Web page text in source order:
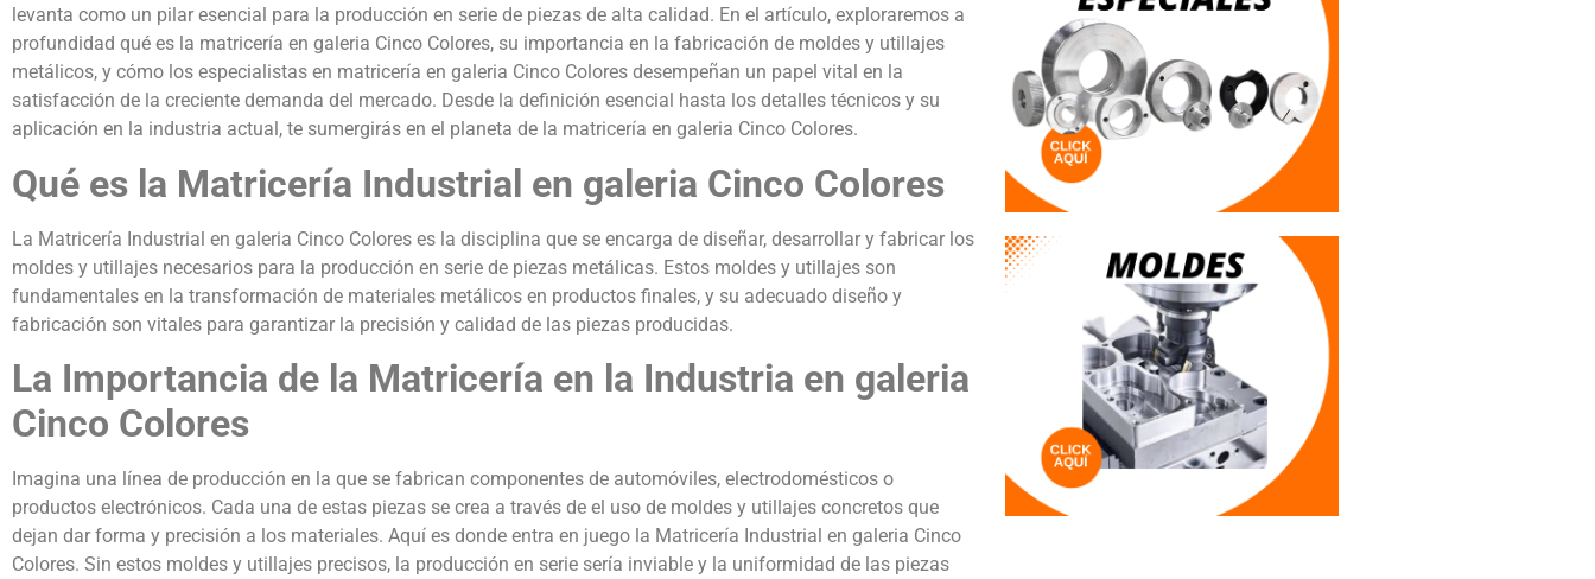
levanta como un pilar esencial para la producción en serie de piezas de alta calidad. En el artículo, exploraremos a
profundidad qué es la matricería en galeria Cinco Colores, su importancia en la fabricación de moldes y utillajes
metálicos, y cómo los especialistas en matricería en galeria Cinco Colores desempeñan un papel vital en la
satisfacción de la creciente demanda del mercado. Desde la definición esencial hasta los detalles técnicos y su
aplicación en la industria actual, te sumergirás en el planeta de la matricería en galeria Cinco Colores.
Qué es la Matricería Industrial en galeria Cinco Colores
La Matricería Industrial en galeria Cinco Colores es la disciplina que se encarga de diseñar, desarrollar y fabricar los
moldes y utillajes necesarios para la producción en serie de piezas metálicas. Estos moldes y utillajes son
fundamentales en la transformación de materiales metálicos en productos finales, y su adecuado diseño y
fabricación son vitales para garantizar la precisión y calidad de las piezas producidas.
La Importancia de la Matricería en la Industria en galeria
Cinco Colores
Imagina una línea de producción en la que se fabrican componentes de automóviles, electrodomésticos o
productos electrónicos. Cada una de estas piezas se crea a través de el uso de moldes y utillajes concretos que
dejan dar forma y precisión a los materiales. Aquí es donde entra en juego la Matricería Industrial en galeria Cinco
Colores. Sin estos moldes y utillajes precisos, la producción en serie sería inviable y la uniformidad de las piezas